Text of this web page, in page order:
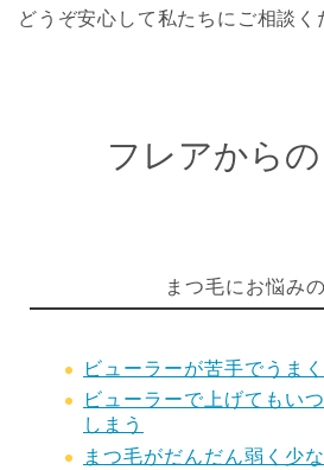
どうぞ安心して私たちにご相談く
フレアから
まつ毛にお悩み
ビューラーが苦手でうま
ビューラーで上げてもい
しまう
まつ毛がだんだん弱く少